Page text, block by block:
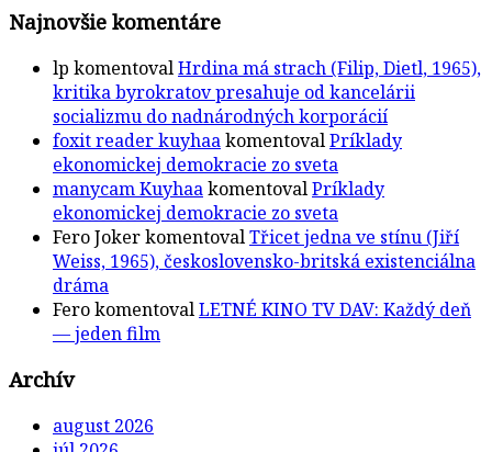
Najnovšie komentáre
lp komentovalHrdina má strach (Filip, Dietl, 1965),
kritika byrokratov presahuje od kancelárii
socializmu do nadnárodných korporácií
foxit reader kuyhaakomentovalPríklady
ekonomickej demokracie zo sveta
manycam KuyhaakomentovalPríklady
ekonomickej demokracie zo sveta
Fero JokerkomentovalTřicet jedna ve stínu (Jiří
Weiss, 1965), československo-britská existenciálna
dráma
FerokomentovalLETNÉ KINO TV DAV: Každý deň
— jeden film
Archív
august 2026